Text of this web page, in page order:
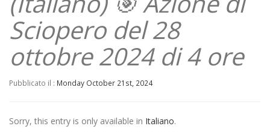
Sciopero del 28
ottobre 2024 di 4 ore
Pubblicato il : Monday October 21st, 2024
Sorry, this entry is only available in Italiano.